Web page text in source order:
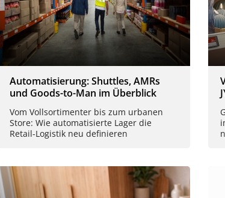
Automatisierung: Shuttles, AMRs
und Goods-to-Man im Überblick
Vom Vollsortimenter bis zum urbanen
Store: Wie automatisierte Lager die
Retail-Logistik neu definieren